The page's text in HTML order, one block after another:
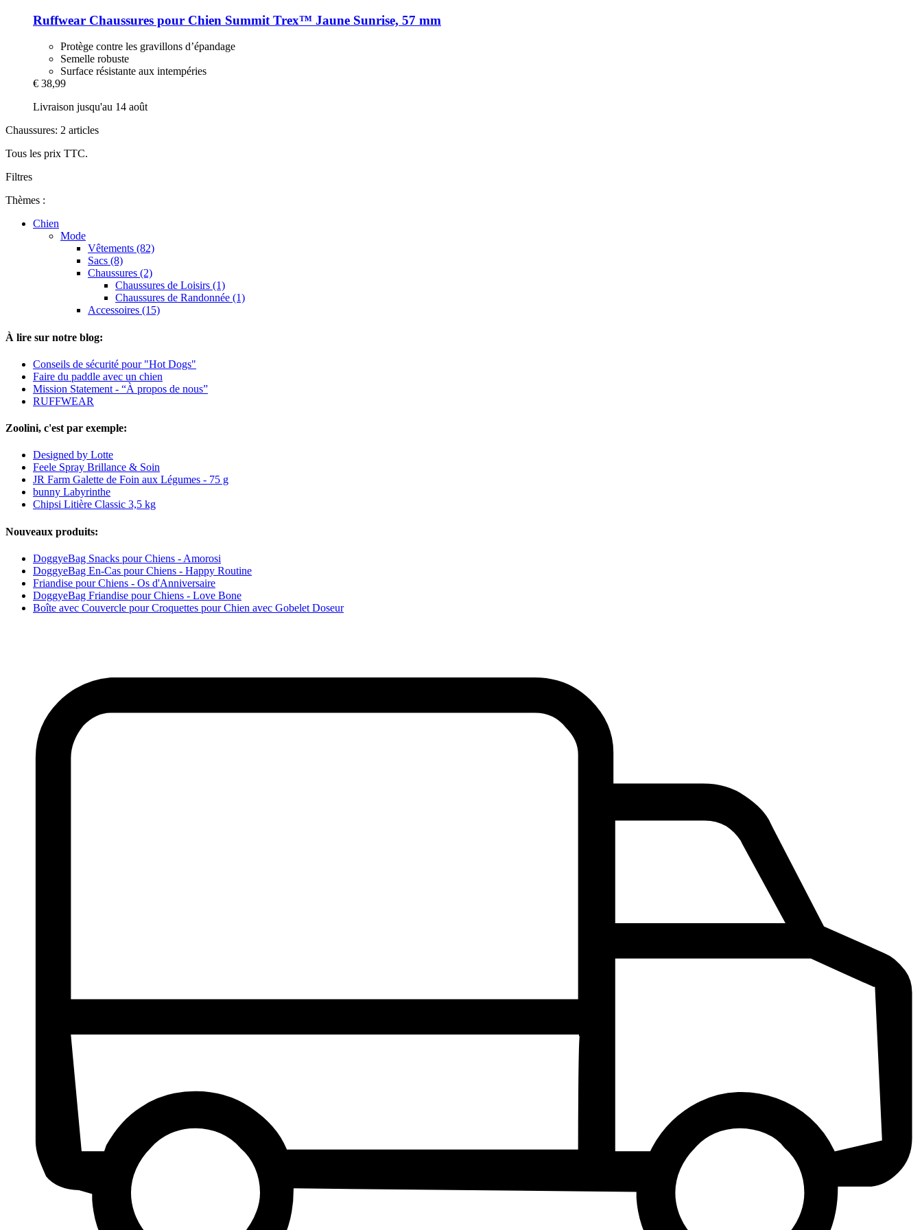
Ruffwear Chaussures pour Chien Summit Trex™ Jaune Sunrise, 57 mm
Protège contre les gravillons d’épandage
Semelle robuste
Surface résistante aux intempéries
€ 38,99
Livraison jusqu'au 14 août
Chaussures: 2 articles
Tous les prix TTC.
Filtres
Thèmes :
Chien
Mode
Vêtements (82)
Sacs (8)
Chaussures (2)
Chaussures de Loisirs (1)
Chaussures de Randonnée (1)
Accessoires (15)
À lire sur notre blog:
Conseils de sécurité pour "Hot Dogs"
Faire du paddle avec un chien
Mission Statement - “À propos de nous”
RUFFWEAR
Zoolini, c'est par exemple:
Designed by Lotte
Feele Spray Brillance & Soin
JR Farm Galette de Foin aux Légumes - 75 g
bunny Labyrinthe
Chipsi Litière Classic 3,5 kg
Nouveaux produits:
DoggyeBag Snacks pour Chiens - Amorosi
DoggyeBag En-Cas pour Chiens - Happy Routine
Friandise pour Chiens - Os d'Anniversaire
DoggyeBag Friandise pour Chiens - Love Bone
Boîte avec Couvercle pour Croquettes pour Chien avec Gobelet Doseur